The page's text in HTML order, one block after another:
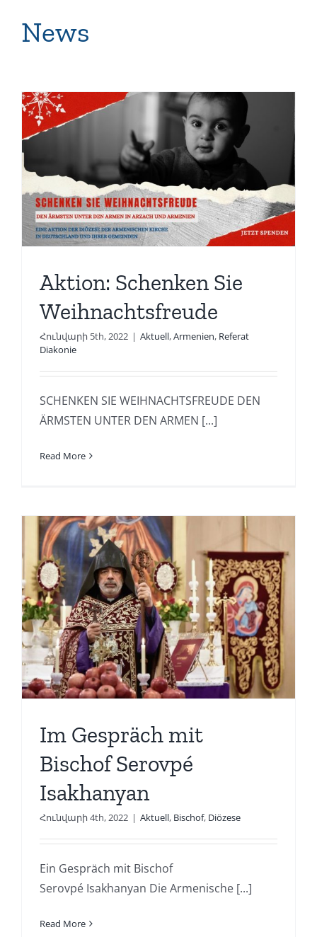
News
Aktion: Schenken Sie
Weihnachtsfreude
Հունվարի 5th, 2022 | Aktuell,Armenien, Referat
Diakonie
SCHENKEN SIE WEIHNACHTSFREUDE DEN
ÄRMSTEN UNTER DEN ARMEN [...]
Read More
Im Gespräch mit
Bischof Serovpé
Isakhanyan
Հունվարի 4th, 2022 | Aktuell, Bischof, Diözese
Ein Gespräch mit Bischof
Serovpé Isakhanyan Die Armenische [...]
Read More